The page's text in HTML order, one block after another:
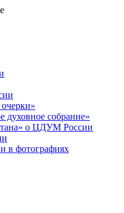
духовное собрание»
о ЦДУМ России
в фотографиях